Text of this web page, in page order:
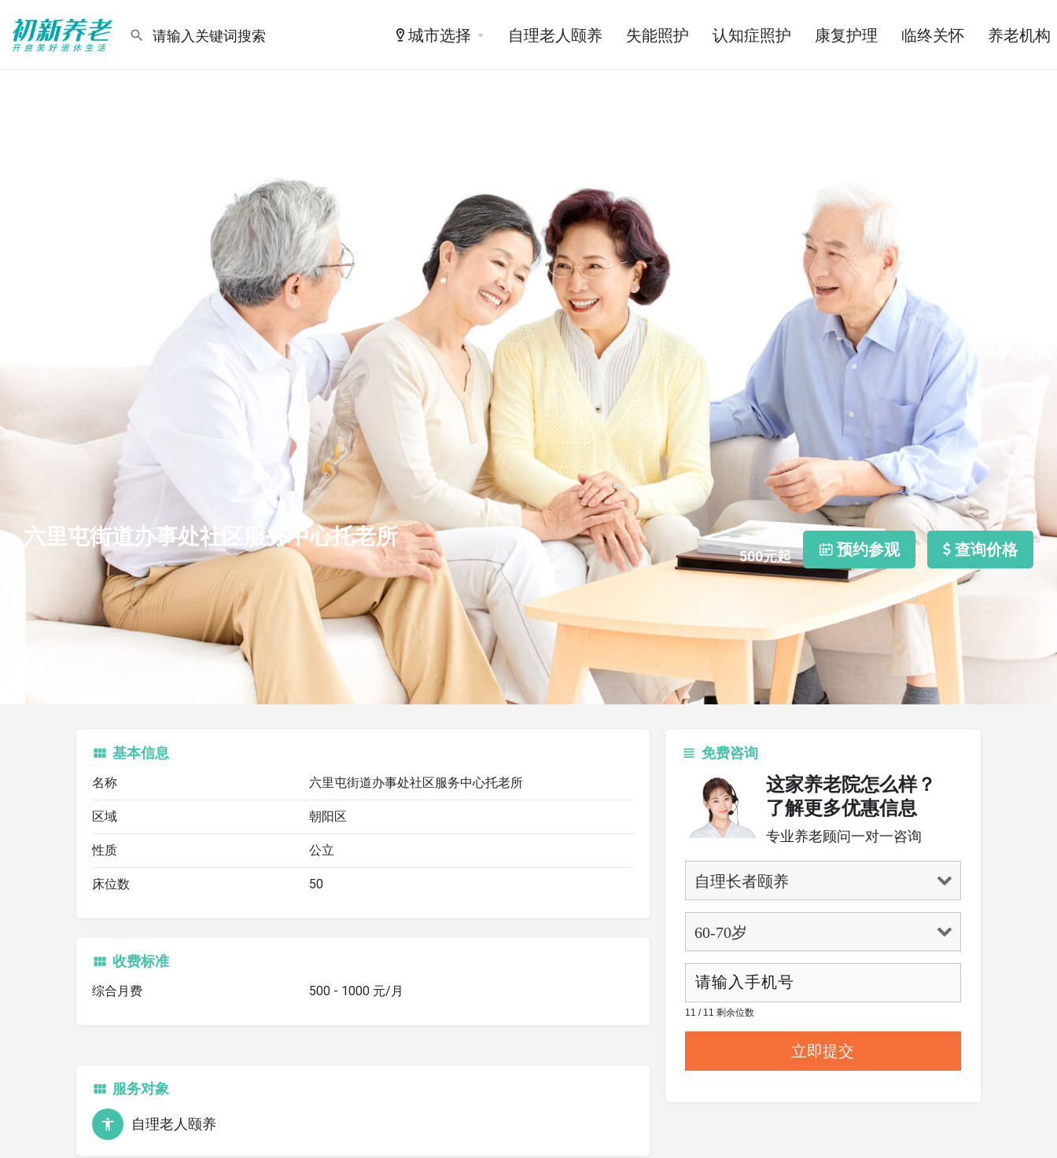
城市选择 自理老人颐养 失能照护 认知症照护 康复护理 临终关怀 养老机构
六里屯街道办事处社区服务中心托老所 每月费用
500元起 预约参观 查询价格
基本信息 详细信息 地图
在线咨询 预约参观 纠错
基本信息
名称 六里屯街道办事处社区服务中心托老所
区域 朝阳区
性质 公立
床位数 50
收费标准
综合月费 500 - 1000 元/月
服务对象
自理老人颐养
免费咨询
这家养老院怎么样？
了解更多优惠信息
专业养老顾问一对一咨询
11 / 11 剩余位数